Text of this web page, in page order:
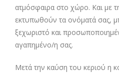
ατμόσφαιρα στο χώρο. Και με
εκτυπωθούν τα ονόματά σας,
ξεχωριστό και
αγαπημένο/η σας.
Μετά την καύση του κεριού η